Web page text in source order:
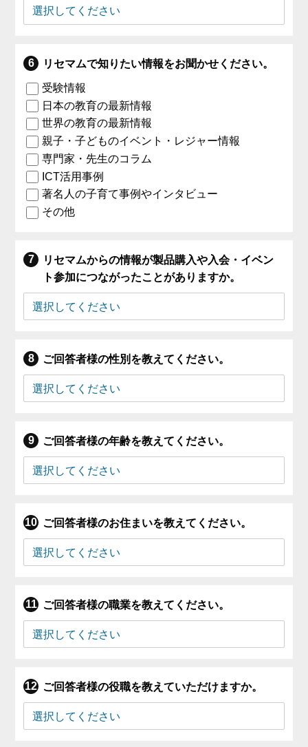
リセマムで知りたい情報をお聞かせください。
受験情報
日本の教育の最新情報
世界の教育の最新情報
親子・子どものイベント・レジャー情報
専門家・先生のコラム
ICT活用事例
著名人の子育て事例やインタビュー
その他
リセマムからの情報が製品購入や入会・イベン
ト参加につながったことがありますか。
ご回答者様の性別を教えてください。
ご回答者様の年齢を教えてください。
ご回答者様のお住まいを教えてください。
ご回答者様の職業を教えてください。
ご回答者様の役職を教えていただけますか。